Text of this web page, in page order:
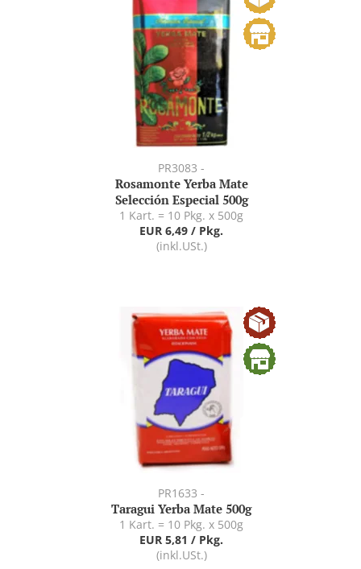
PR3083 -
Rosamonte Yerba Mate
Selección Especial 500g
1 Kart. = 10 Pkg. x 500g
EUR 6,49 / Pkg.
(inkl.USt.)
PR1633 -
Taragui Yerba Mate 500g
1 Kart. = 10 Pkg. x 500g
EUR 5,81 / Pkg.
(inkl.USt.)